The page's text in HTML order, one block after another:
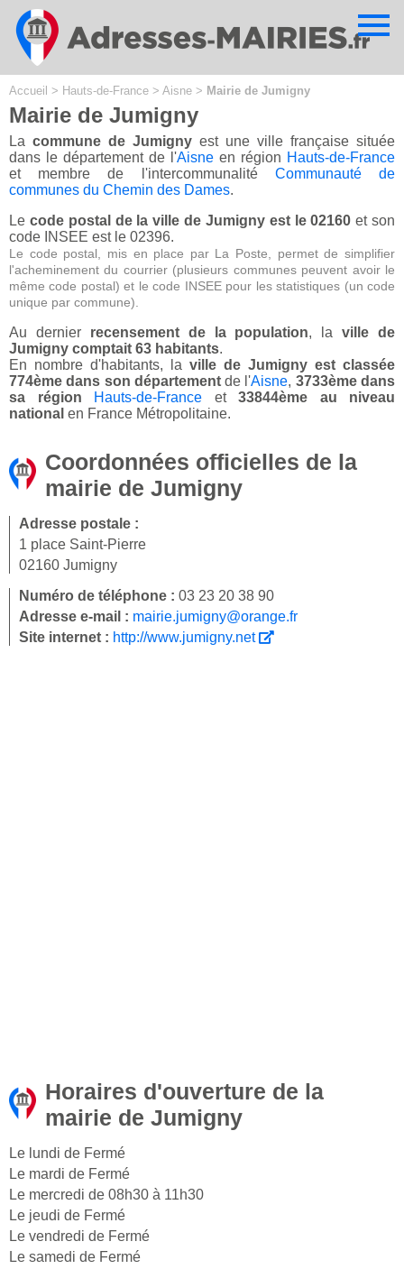
Accueil > Hauts-de-France > Aisne > Mairie de Jumigny
Mairie de Jumigny
La commune de Jumigny est une ville française située
dans le département de l'Aisne en région Hauts-de-France
et membre de l'intercommunalité Communauté de
communes du Chemin des Dames.
Le code postal de la ville de Jumigny est le 02160 et son
code INSEE est le 02396.
Le code postal, mis en place par La Poste, permet de simplifier
l'acheminement du courrier (plusieurs communes peuvent avoir le
même code postal) et le code INSEE pour les statistiques (un code
unique par commune).
Au dernier recensement de la population, laville de
Jumigny comptait 63 habitants.
En nombre d'habitants, la ville de Jumigny est classée
774ème dans son départementde l'Aisne, 3733ème dans
sa région
Hauts-de-France et 33844ème au niveau
national en France Métropolitaine.
Coordonnées officielles de la
mairie de Jumigny
Adresse postale :
1 place Saint-Pierre
02160 Jumigny
Numéro de téléphone : 03 23 20 38 90
Adresse e-mail : mairie.jumigny@orange.fr
Site internet : http://www.jumigny.net
Horaires d'ouverture de la
mairie de Jumigny
Le lundi de Fermé
Le mardi de Fermé
Le mercredi de 08h30 à 11h30
Le jeudi de Fermé
Le vendredi de Fermé
Le samedi de Fermé
Cookies management panel